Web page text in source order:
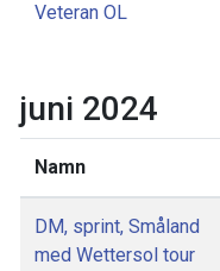
Veteran OL
juni 2024
Namn
DM, sprint, Småland
med Wettersol tour